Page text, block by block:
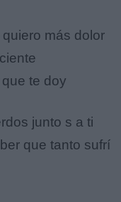
más dolor
te doy
junto s a ti
que tanto sufrí